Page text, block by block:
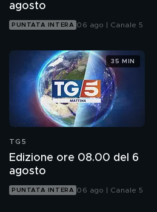
agosto
PUNTATA INTERA 06 ago | Canale 5
TG5
Edizione ore 08.00 del 6
agosto
PUNTATA INTERA 06 ago | Canale 5
35 MIN